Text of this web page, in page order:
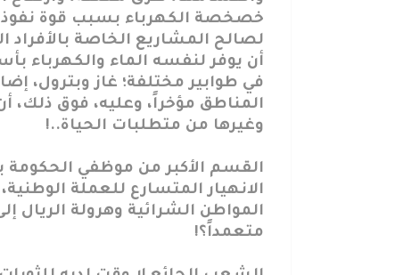
خصخصة الكهرباء بسبب قوة نفوذ
لصالح المشاريع الخاصة بالأفراد
أن يوفر لنفسه الماء والكهرباء
في طوابير مختلفة؛ غاز وبترول،
المناطق مؤخراً، وعليه، فوق
وغيرها من متطلبات الحياة..!
القسم الأكبر من موظفي الحكومة
الانهيار المتسارع للعملة
المواطن الشرائية وهرولة الريال
متعمداً؟!